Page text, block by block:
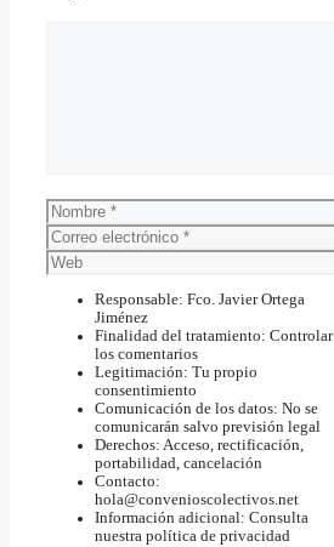
Nombre
Correo
electrónico
Web
Responsable: Fco. Javier Ortega
Jiménez
Finalidad del tratamiento: Controlar
los comentarios
Legitimación: Tu propio
consentimiento
Comunicación de los datos: No se
comunicarán salvo previsión legal
Derechos: Acceso, rectificación,
portabilidad, cancelación
Contacto:
hola@convenioscolectivos.net
Información adicional: Consulta
nuestra política de privacidad